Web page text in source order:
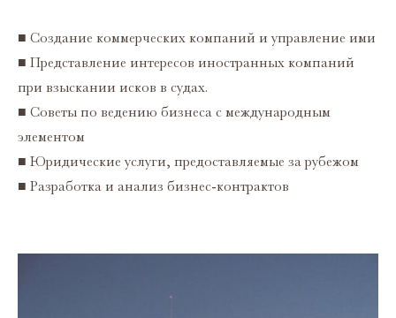
■ Cоздание коммерческих компаний и управление ими
■ Представление интересов иностранных компаний
при взыскании исков в судах.
■ Советы по ведению бизнеса с международным
элементом
■ Юридические услуги, предоставляемые за рубежом
■ Разработка и анализ бизнес-контрактов